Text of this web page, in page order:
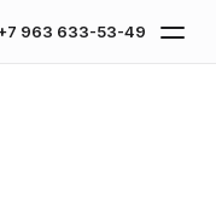
963 633-53-49